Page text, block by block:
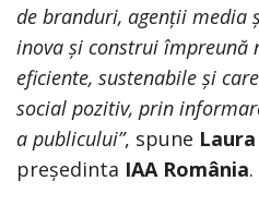
de branduri, agenții media
inova și construi împreună
eficiente, sustenabile și
social pozitiv, prin
a publicului”, spune
președinta IAA România.